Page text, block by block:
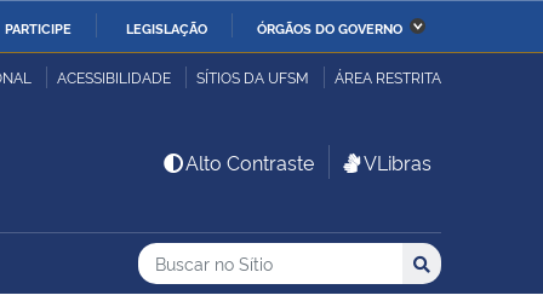
PARTICIPE LEGISLAÇÃO ÓRGÃOS DO GOVERNO
da Economia Ministério da Infraestrutura
Ministério da Ciência,
Tecnologia, Inovações e
ACESSIBILIDADE SÍTIOS DA UFSM ÁREA RESTRITA
Alto Contraste VLibras
Busca
Buscar no no Sítio
Busca: Buscar